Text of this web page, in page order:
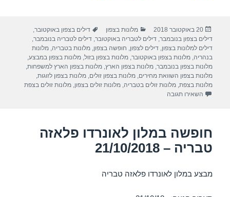
e
b
o
o
s
A
p
p
gr
a
m
e
פורסם
בתאריך
20 באוקטובר 2018 קטגוריות
מלונות בצפון תגיות
דילים בצפון באוקטובר,
דילים בצפון בנובמבר,דילים לטבריה באוקטובר,דילים לטבריה בנובמבר,
דילים למלונות בצפון,דילים לצפון, חופשה בצפון,מלונות בטבריה,מלונות
בנהריה,מלונות בצפון באוקטובר,מלונות בצפון בזול,מלונות בצפון במבצע,
מלונות בצפון בנובמבר,מלונות בצפון הארץ,מלונות בצפון הארץ למשפחות,
מלונות בצפון השוואת מחירים,מלונות בצפון זולים,מלונות בצפון לזוגות,
מלונות בצפת,מלונות זולים בטבריה,מלונות זולים בצפון,מלונות זולים בצפת
השאירו תגובה
חופשה במלון לאונרדו פלאזה
טבריה – 21/10/2018
מבצע במלון לאונרדו פלאזה טבריה